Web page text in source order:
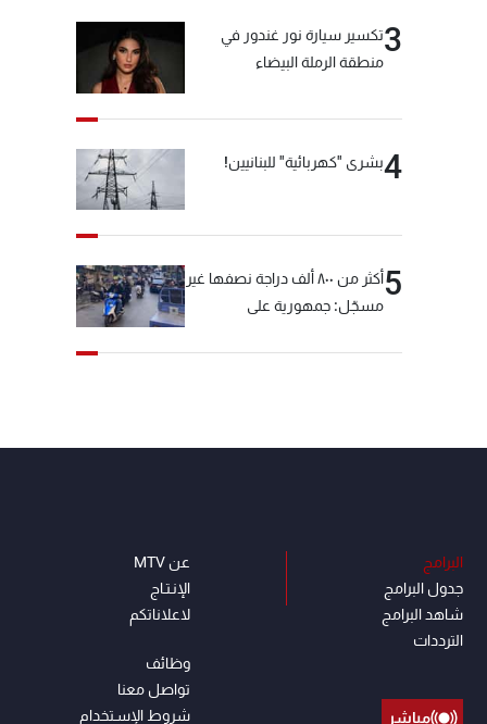
3تكسير سيارة نور غندور في
منطقة الرملة البيضاء
4بشرى "كهربائية" للبنانيين!
5
أكثر من ٨٠٠ ألف دراجة نصفها غير
مسجّل: جمهورية على
البرامج
جدول البرامج
شاهد البرامج
الترددات
مباشر
عن MTV
الإنـتـاج
لاعلاناتكم
وظائف
تواصل معنا
شروط الإسـتخدام